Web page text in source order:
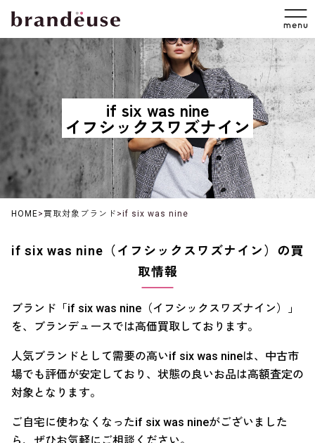
if six was nine
イフシックスワズナイン
HOME> 買取対象ブランド >if six was nine
if six was nine（イフシックスワズナイン）の買
取情報
ブランド「if six was nine（イフシックスワズナイン）」
を、ブランデュースでは高価買取しております。
人気ブランドとして需要の高いif six was nineは、中古市
場でも評価が安定しており、状態の良いお品は高額査定の
対象となります。
ご自宅に使わなくなったif six was nineがございました